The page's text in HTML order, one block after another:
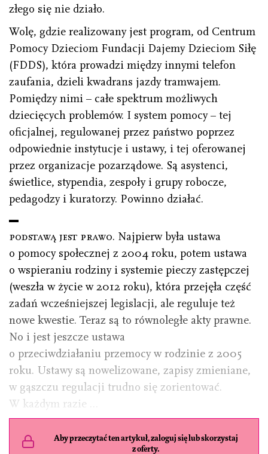
złego się nie działo.
Wolę, gdzie realizowany jest program, od Centrum
Pomocy Dzieciom Fundacji Dajemy Dzieciom Siłę
(FDDS), która prowadzi między innymi telefon
zaufania, dzieli kwadrans jazdy tramwajem.
Pomiędzy nimi – całe spektrum możliwych
dziecięcych problemów. I system pomocy – tej
oficjalnej, regulowanej przez państwo poprzez
odpowiednie instytucje i ustawy, i tej oferowanej
przez organizacje pozarządowe. Są asystenci,
świetlice, stypendia, zespoły i grupy robocze,
pedagodzy i kuratorzy. Powinno działać.
podstawą jest prawo. Najpierw była ustawa
o pomocy społecznej z 2004 roku, potem ustawa
o wspieraniu rodziny i systemie pieczy zastępczej
(weszła w życie w 2012 roku), która przejęła część
zadań wcześniejszej legislacji, ale reguluje też
nowe kwestie. Teraz są to równoległe akty prawne.
No i jest jeszcze ustawa
o przeciwdziałaniu przemocy w rodzinie z 2005
roku. Ustawy są nowelizowane, zapisy zmieniane,
w gąszczu regulacji trudno się zorientować.
W każdym razie …
Aby przeczytać ten artykuł, zaloguj się lub skorzystaj
z oferty.